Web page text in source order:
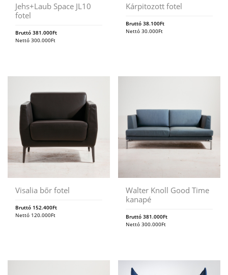
Jehs+Laub Space JL10
fotel
Bruttó 381.000Ft
Nettó 300.000Ft
Kárpitozott fotel
Bruttó38.100Ft
Nettó30.000Ft
Visalia bőr fotel
Bruttó 152.400Ft
Nettó 120.000Ft
Walter Knoll Good Time
kanapé
Bruttó381.000Ft
Nettó300.000Ft